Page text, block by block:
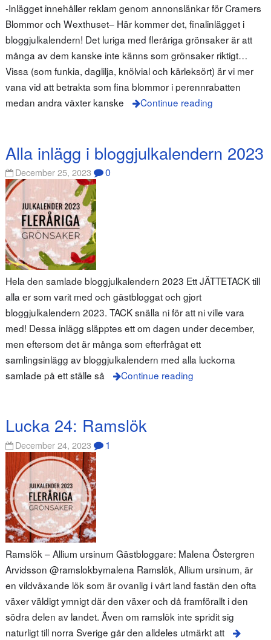
-Inlägget innehåller reklam genom annonslänkar för Cramers
Blommor och Wexthuset– Här kommer det, finalinlägget i
bloggjulkalendern! Det luriga med fleråriga grönsaker är att
många av dem kanske inte känns som grönsaker riktigt…
Vissa (som funkia, daglilja, knölvial och kärleksört) är vi mer
vana vid att betrakta som fina blommor i perennrabatten
medan andra växter kanske
Continue reading
Alla inlägg i bloggjulkalendern 2023
December 25, 2023 0
Hela den samlade bloggjulkalendern 2023 Ett JÄTTETACK till
alla er som varit med och gästbloggat och gjort
bloggjulkalendern 2023. TACK snälla ni för att ni ville vara
med! Dessa inlägg släpptes ett om dagen under december,
men eftersom det är många som efterfrågat ett
samlingsinlägg av bloggjulkalendern med alla luckorna
samlade på ett ställe så
Continue reading
Lucka 24: Ramslök
December 24, 2023 1
Ramslök – Allium ursinum Gästbloggare: Malena Östergren
Arvidsson @ramslokbymalena Ramslök, Allium ursinum, är
en vildväxande lök som är ovanlig i vårt land fastän den ofta
växer väldigt ymnigt där den växer och då framförallt i den
södra delen av landet. Även om ramslök inte spridit sig
naturligt till norra Sverige går den alldeles utmärkt att